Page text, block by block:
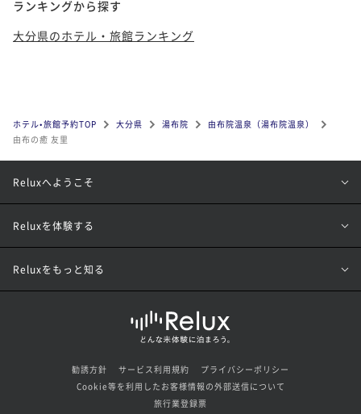
ランキングから探す
大分県のホテル・旅館ランキング
ホテル•旅館予約TOP 大分県 湯布院
由布院温泉（湯布院温泉）
由布の癒 友里
Reluxへようこそ
Reluxを体験する
Reluxをもっと知る
勧誘方針 サービス利用規約
プライバシーポリシー
Cookie等を利用したお客様情報の外部送信について
旅行業登録票